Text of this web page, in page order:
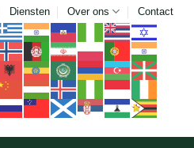
Diensten Over ons Contact